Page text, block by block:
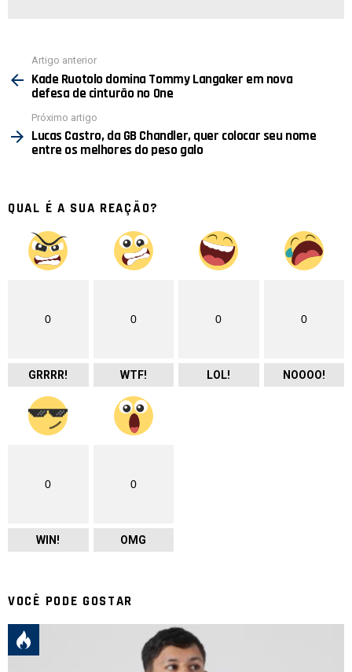
mais
Artigo anterior
Kade Ruotolo domina Tommy Langaker em nova
defesa de cinturão no One
Próximo artigo
Lucas Castro, da GB Chandler, quer colocar seu nome
entre os melhores do peso galo
QUAL É A SUA REAÇÃO?
0
GRRRR!
0
WTF!
0
LOL!
0
NOOOO!
0
WIN!
0
OMG
VOCÊ PODE GOSTAR